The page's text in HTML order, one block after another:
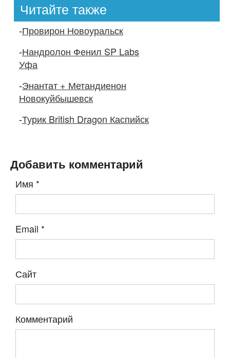
Читайте также
-Провирон Новоуральск
-Нандролон Фенил SP Labs
Уфа
-Энантат + Метандиенон
Новокуйбышевск
-Турик British Dragon Каспийск
Добавить комментарий
Имя *
Email *
Сайт
Комментарий